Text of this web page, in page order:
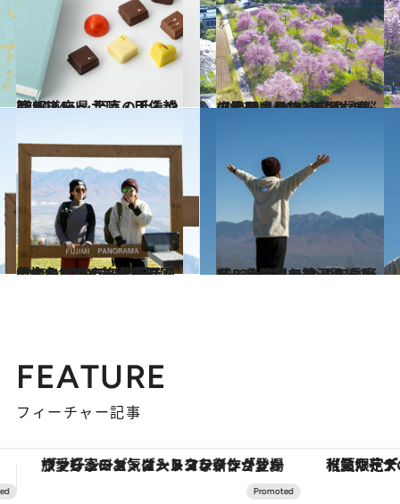
2024.1.2
47都道府県 至高の手みやげリスト ～北陸・甲信越篇 2024～
グルメ 2023.3.24
【長野県 2023年版】 春の絶景・風物詩6選 信州の注目エリア 小川村の桜山
旅＆お出かけ
2023.12.15
黄金色に輝く一面の湿原の中へ やさしい陽だまりに抱かれて“チル” 長野県・入笠山の旅＜前編＞
ライフスタイル 2023.12.15
360°大パノラマ、八ヶ岳ブルーを望む 山頂でコーヒーを味わう贅沢！ 長野県・入笠山の旅＜後編＞
ライフスタイル
FEATURE
フィーチャー記事
【夏限定ディナーコース】旬を迎える稚鮎や花ズッキーニなどをイタリア・トスカーナの郷土料理の手法で満喫！